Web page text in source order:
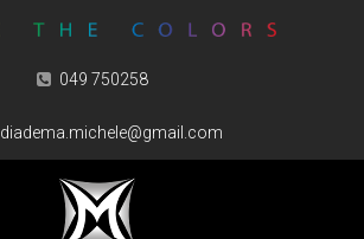
049 750258
diadema.michele@gmail.com